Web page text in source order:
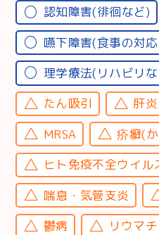
認知障害(徘徊など)
嚥下障害(食事の対
理学療法(リハビリ
たん吸引
肝炎
MRSA
疥癬(
ヒト免疫不全ウイル
喘息・気管支炎
鬱病
リウマ